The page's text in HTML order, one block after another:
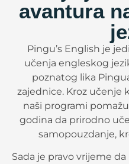
avantura
Pingu’s English je
učenja engleskog
poznatog lika
zajednice. Kroz učenje
naši programi
godina da prirodno
samopouzdanje,
Sada je pravo vrijeme